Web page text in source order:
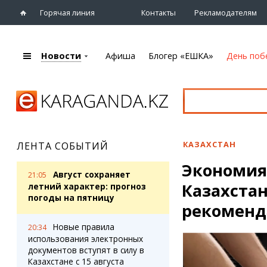
Горячая линия Контакты Рекламодателям
Караганды
eTV
Рассылка новостей
Персоны
Афиша
Театры
Спорт
Выставки
Цирк и зоопарк
Блогер «ЕШКА»
Лента блогера
Карты
Web-камеры
Новости Афиша Блогер «ЕШКА» День
ЛЕНТА СОБЫТИЙ
21:05
Август сохраняет
летний характер: прогноз
погоды на пятницу
20:34
Новые правила
использования электронных
документов вступят в силу в
Казахстане с 15 августа
КАЗАХСТАН